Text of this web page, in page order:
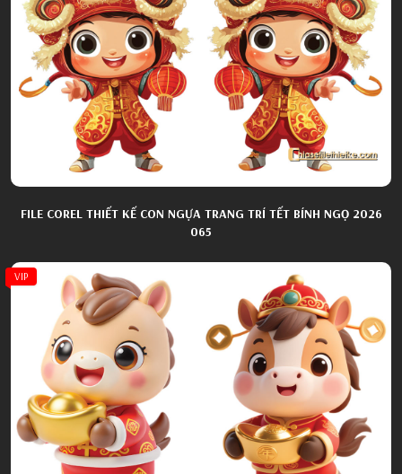
FILE COREL THIẾT KẾ CON NGỰA TRANG TRÍ TẾT BÍNH NGỌ 2026
065
VIP